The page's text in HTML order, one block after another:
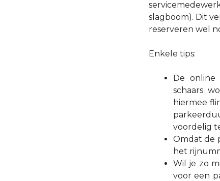
slagboom). Dit
reserveren wel
Enkele tips:
De online
schaars
hiermee
voordelig
Omdat de
het
Wil je zo
voor een